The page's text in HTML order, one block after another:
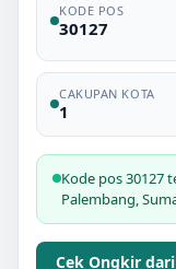
KODE POS
30127
CAKUPAN KOTA
1
Kode pos 30127
Palembang,
Cek Ongkir